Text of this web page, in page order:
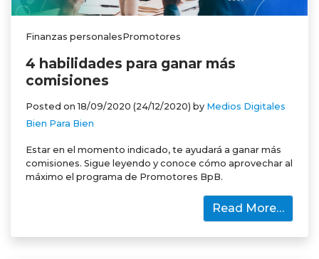
Finanzas personalesPromotores
4 habilidades para ganar más
comisiones
Posted on18/09/2020 (24/12/2020) by Medios Digitales
Bien Para Bien
Estar en el momento indicado, te ayudará a ganar más
comisiones. Sigue leyendo y conoce cómo aprovechar al
máximo el programa de Promotores BpB.
Read More…